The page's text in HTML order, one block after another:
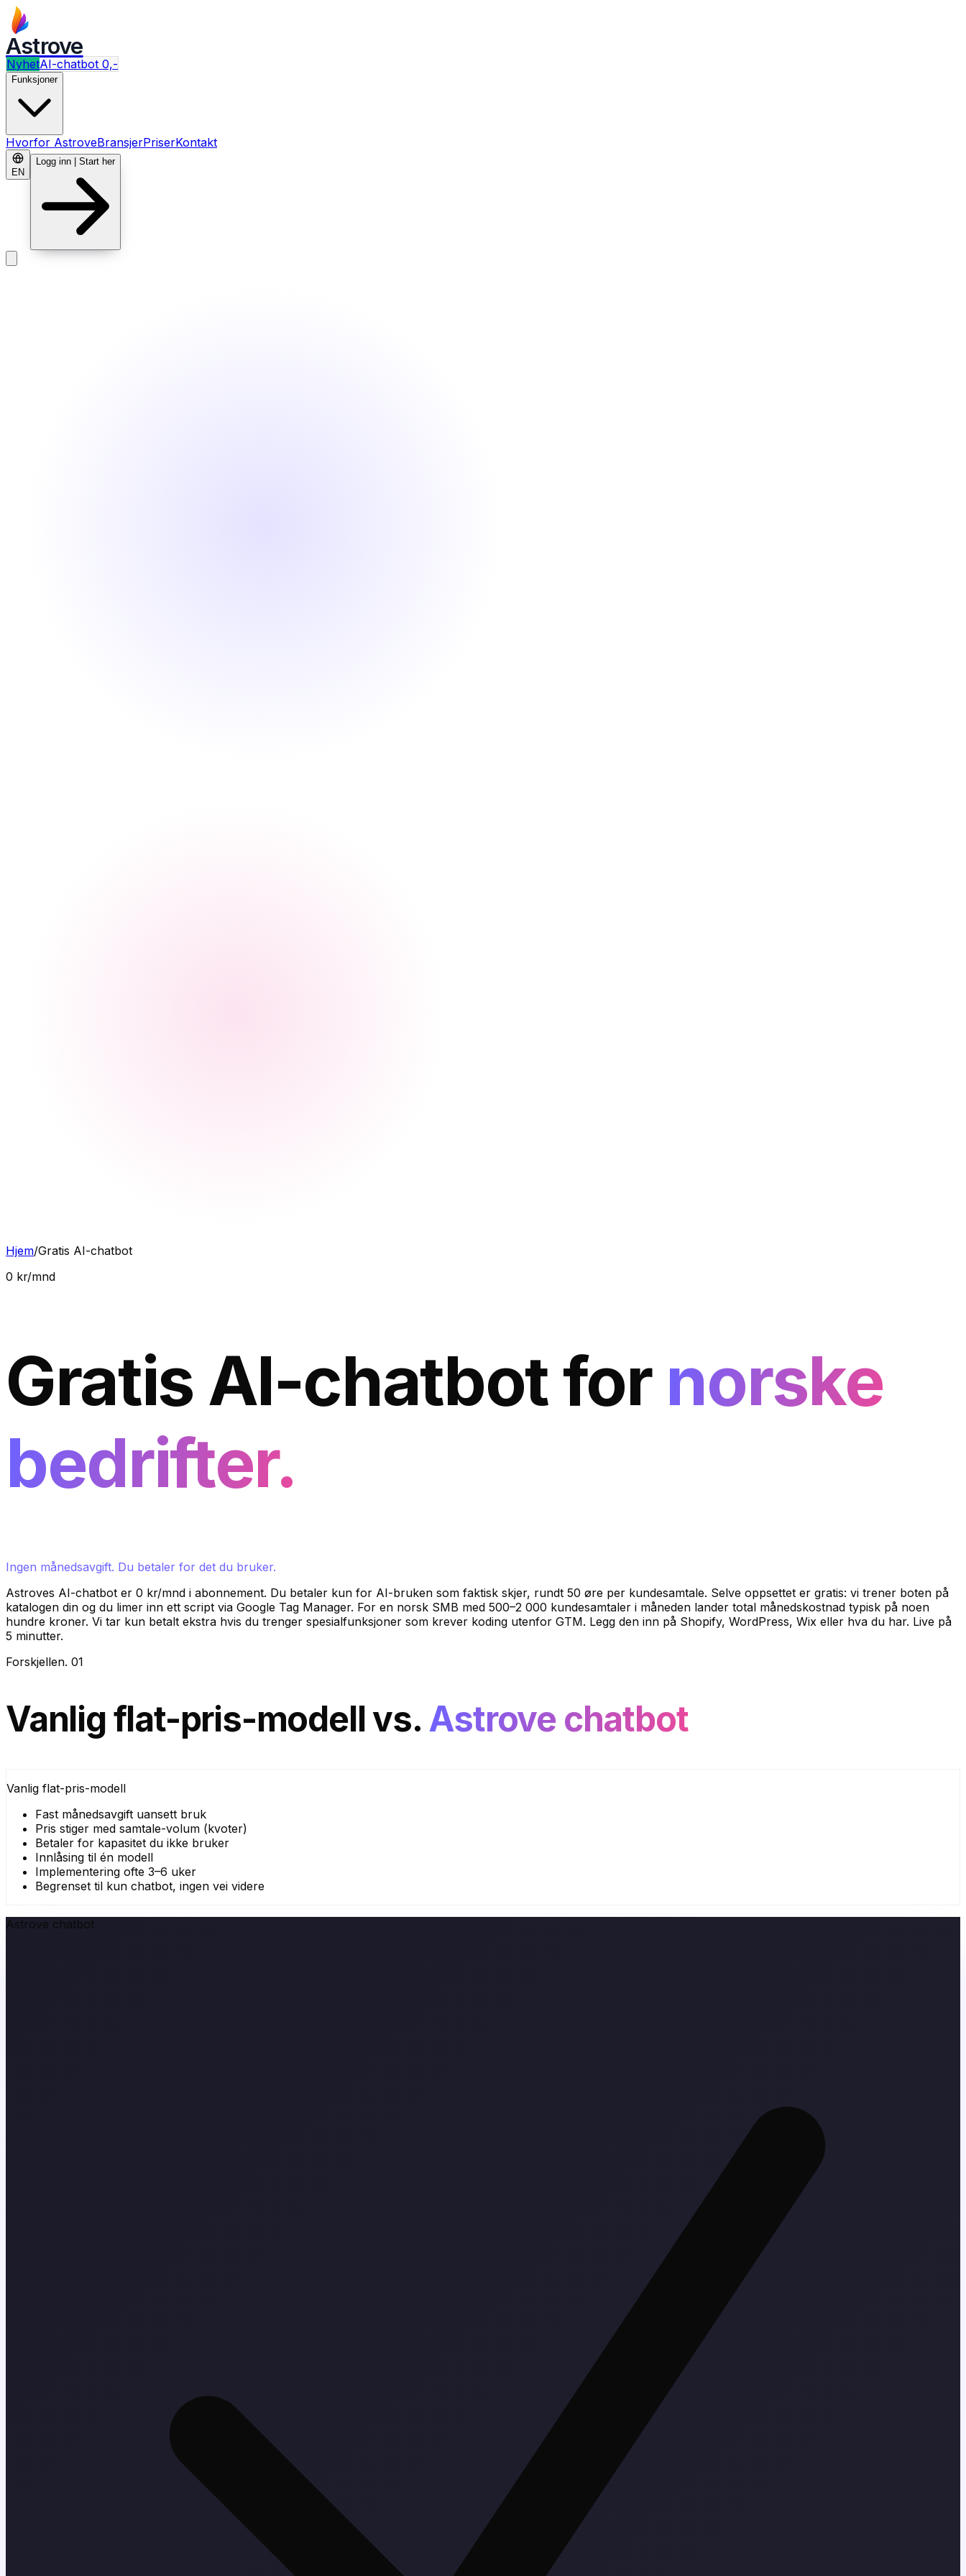
Astrove
NyhetAI-chatbot 0,-
Funksjoner
Hvorfor AstroveBransjerPriserKontakt
EN
Logg inn | Start her
Hjem/Gratis AI-chatbot
0 kr/mnd
Gratis AI-chatbot for norske
bedrifter.
Ingen månedsavgift. Du betaler for det du bruker.
Astroves AI-chatbot er 0 kr/mnd i abonnement. Du betaler kun for AI-bruken som faktisk skjer, rundt 50 øre per kundesamtale. Selve oppsettet er gratis: vi trener boten på
katalogen din og du limer inn ett script via Google Tag Manager. For en norsk SMB med 500–2 000 kundesamtaler i måneden lander total månedskostnad typisk på noen
hundre kroner. Vi tar kun betalt ekstra hvis du trenger spesialfunksjoner som krever koding utenfor GTM. Legg den inn på Shopify, WordPress, Wix eller hva du har. Live på
5 minutter.
Forskjellen. 01
Vanlig flat-pris-modellvs. Astrove chatbot
Vanlig flat-pris-modell
Fast månedsavgift uansett bruk
Pris stiger med samtale-volum (kvoter)
Betaler for kapasitet du ikke bruker
Innlåsing til én modell
Implementering ofte 3–6 uker
Begrenset til kun chatbot, ingen vei videre
Astrove chatbot